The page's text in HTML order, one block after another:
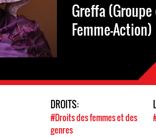
Greffa
Femme-Action)
DROITS:
#Droits des femmes et des
genres